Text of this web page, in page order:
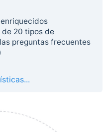
20 tipos de
preguntas frecuentes